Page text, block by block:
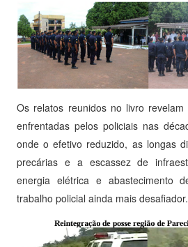
Os relatos reunidos no livro
enfrentadas pelos policiais nas
onde o efetivo reduzido, as longas
precárias e a escassez de
energia elétrica e abastecimento
trabalho policial ainda mais desafiador.